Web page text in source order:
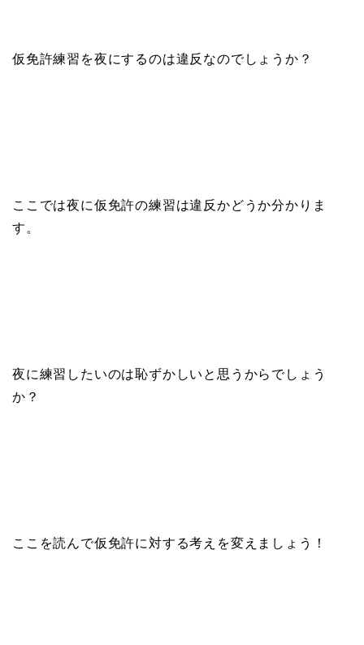
仮免許練習を夜にするのは違反なのでしょうか？
ここでは夜に仮免許の練習は違反かどうか分かりま
す。
夜に練習したいのは恥ずかしいと思うからでしょう
か？
ここを読んで仮免許に対する考えを変えましょう！